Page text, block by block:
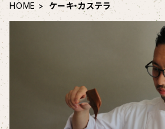
HOME ケーキ・カステラ